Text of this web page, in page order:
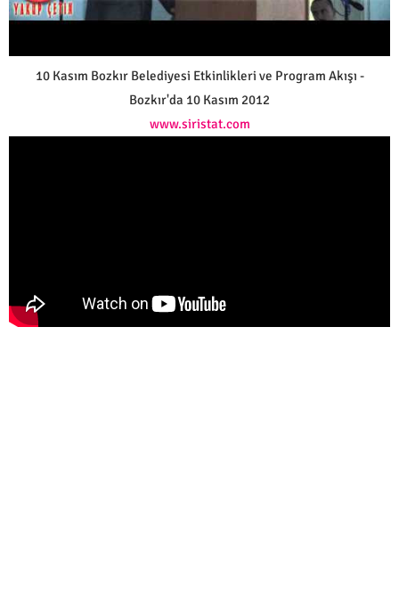
10 Kasım Bozkır Belediyesi Etkinlikleri ve Program Akışı -
Bozkır'da 10 Kasım 2012
www.siristat.com